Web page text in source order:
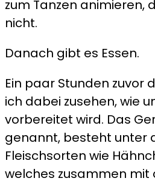
zum Tanzen animieren,
nicht.
Danach gibt es Essen.
Ein paar Stunden zuvor
ich dabei zusehen, wie
vorbereitet wird. Das
genannt, besteht unter
Fleischsorten wie
welches zusammen mit